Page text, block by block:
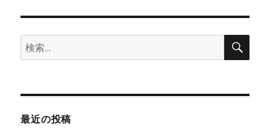
検
索:
検
最近の投稿